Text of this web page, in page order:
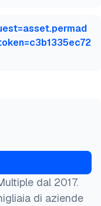
dal 2017.
di aziende